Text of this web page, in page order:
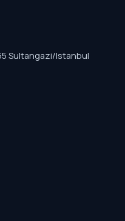
Sultangazi/Istanbul